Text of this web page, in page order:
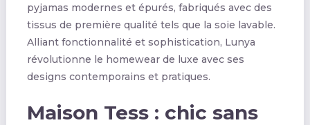
pyjamas modernes et épurés, fabriqués avec des
tissus de première qualité tels que la soie lavable.
Alliant fonctionnalité et sophistication, Lunya
révolutionne le homewear de luxe avec ses
designs contemporains et pratiques.
Maison Tess : chic sans